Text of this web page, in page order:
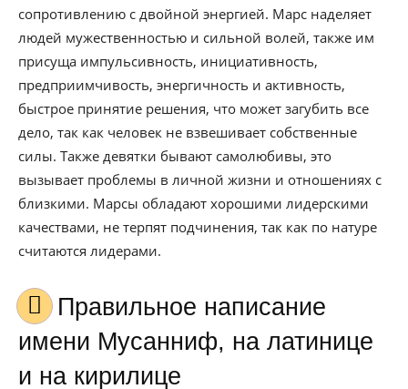
сопротивлению с двойной энергией. Марс наделяет
людей мужественностью и сильной волей, также им
присуща импульсивность, инициативность,
предприимчивость, энергичность и активность,
быстрое принятие решения, что может загубить все
дело, так как человек не взвешивает собственные
силы. Также девятки бывают самолюбивы, это
вызывает проблемы в личной жизни и отношениях с
близкими. Марсы обладают хорошими лидерскими
качествами, не терпят подчинения, так как по натуре
считаются лидерами.
Правильное написание
имени Мусанниф, на латинице
и на кирилице